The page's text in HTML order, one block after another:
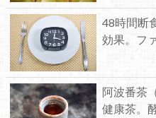
48時間断
効果。フ
阿波番茶
健康茶。